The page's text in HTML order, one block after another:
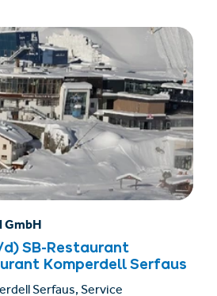
SB-Restaurant
Komperdell Serfaus
Serfaus, Service